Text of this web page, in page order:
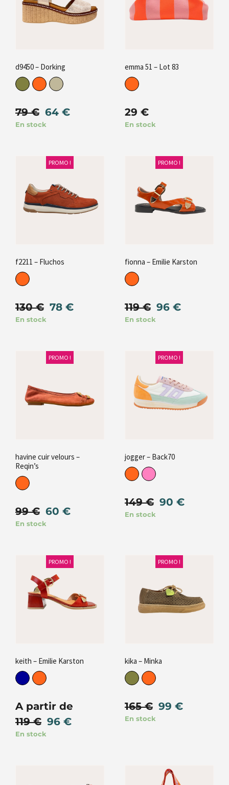
d9450 – Dorking
79€ 64 €
En stock
emma 51 – Lot 83
29 €
En stock
PROMO !
f2211 – Fluchos
130€ 78 €
En stock
PROMO !
fionna – Emilie Karston
119€ 96 €
En stock
PROMO !
havine cuir velours –
Reqin’s
99€ 60 €
En stock
PROMO !
jogger – Back70
149€ 90 €
En stock
PROMO !
keith – Emilie Karston
A partir de
119€ 96 €
En stock
PROMO !
kika – Minka
165€ 99 €
En stock